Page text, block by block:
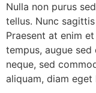
Nulla non purus
tellus. Nunc
Praesent at enim
tempus, augue sed
neque, sed
aliquam, diam